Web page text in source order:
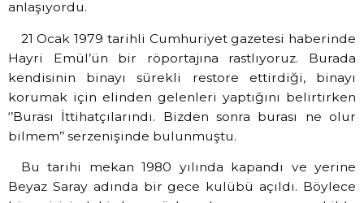
anlaşıyordu.
21 Ocak 1979 tarihli Cumhuriyet gazetesi haberinde
Hayri Emül’ün bir röportajına rastlıyoruz. Burada
kendisinin binayı sürekli restore ettirdiği, binayı
korumak için elinden gelenleri yaptığını belirtirken
‘’Burası İttihatçılarındı. Bizden sonra burası ne olur
bilmem’’ serzenişinde bulunmuştu.
Bu tarihi mekan 1980 yılında kapandı ve yerine
Beyaz Saray adında bir gece kulübü açıldı. Böylece